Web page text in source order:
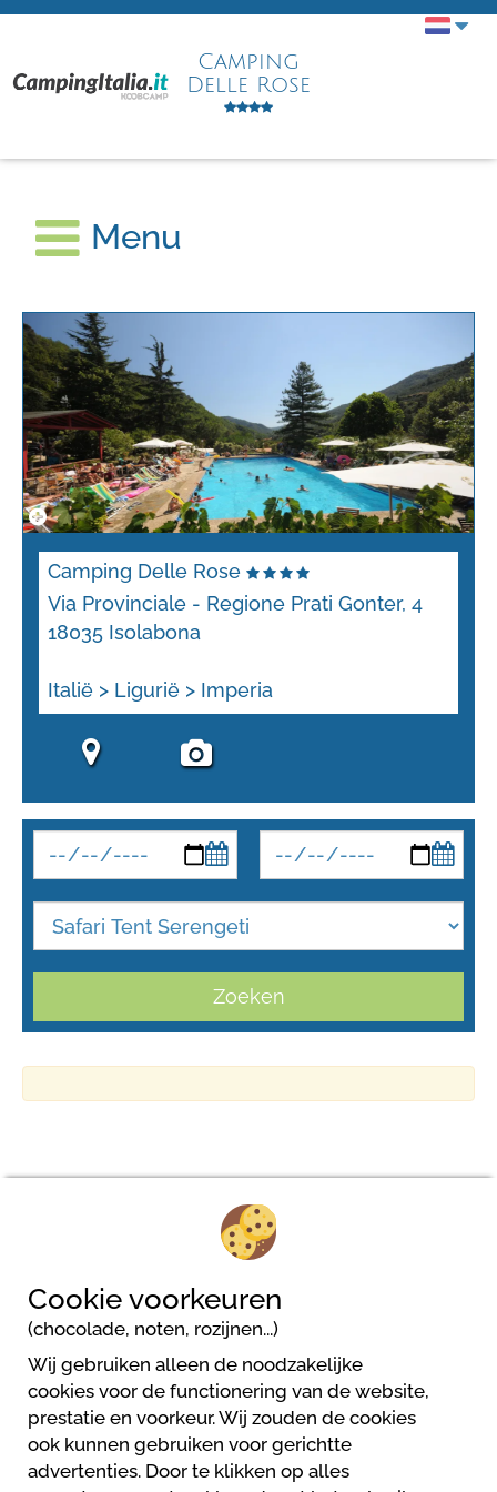
Camping
Delle Rose
Menu
Camping Delle Rose
Via Provinciale - Regione Prati Gonter, 4
18035 Isolabona
Italië > Ligurië > Imperia
Zoeken
Camping Delle Rose
18035 Isolabona
Cookie voorkeuren
(chocolade, noten, rozijnen...)
Wij gebruiken alleen de noodzakelijke
cookies voor de functionering van de website,
prestatie en voorkeur. Wij zouden de cookies
ook kunnen gebruiken voor gerichtte
advertenties. Door te klikken op alles